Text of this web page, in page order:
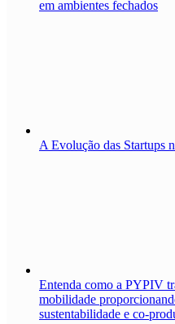
em ambientes fechados
A Evolução das Startups
Entenda como a PYPIV
mobilidade
sustentabilidade e co-